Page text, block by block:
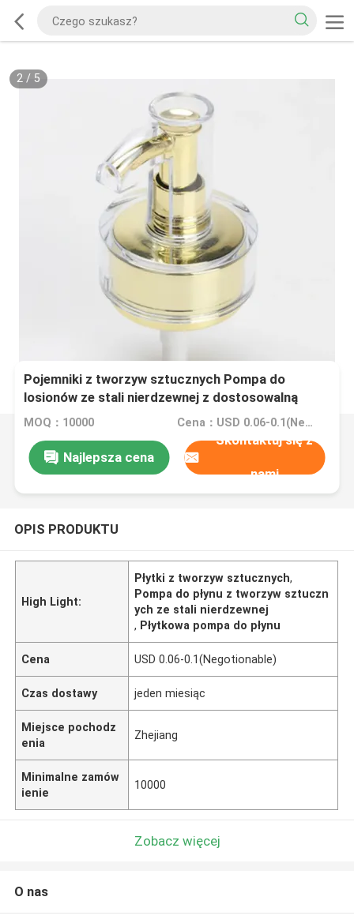
2/ 5
Pojemniki z tworzyw sztucznych Pompa do
losionów ze stali nierdzewnej z dostosowalną
długością rurki
MOQ：10000 Cena：USD 0.06-0.1(Negotionable)
Najlepsza cena
Skontaktuj się z
nami
OPIS PRODUKTU
High Light:
Płytki z tworzyw sztucznych,
Pompa do płynu z tworzyw sztuczn
ych ze stali nierdzewnej
, Płytkowa pompa do płynu
Cena USD 0.06-0.1(Negotionable)
Czas dostawy jeden miesiąc
Miejsce pochodz
enia
Zhejiang
Minimalne zamów
ienie
10000
Zobacz więcej
O nas